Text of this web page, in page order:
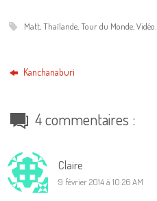
Matt,Thaïlande,Tour du Monde,Vidéo.
Kanchanaburi
4 commentaires :
Claire
9 février 2014 à 10:26 AM